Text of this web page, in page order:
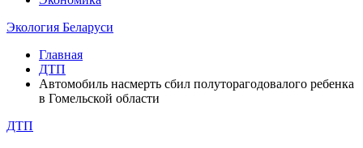
Экология Беларуси
Главная
ДТП
Автомобиль насмерть сбил полуторагодовалого ребенка
в Гомельской области
ДТП